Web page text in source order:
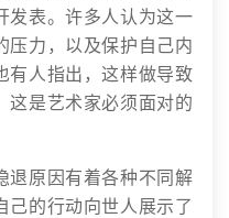
发表。许多人认为这一
压力，以及保护自己内
有人指出，这样做导致
这是艺术家必须面对的
退原因有着各种不同解
己的行动向世人展示了